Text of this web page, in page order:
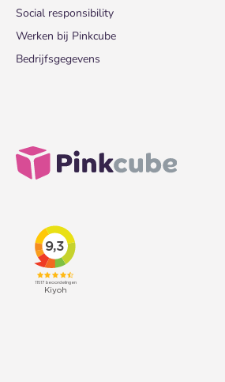
Social responsibility
Werken bij Pinkcube
Bedrijfsgegevens